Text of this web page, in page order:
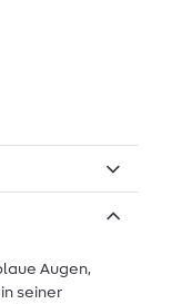
Augen,
seiner